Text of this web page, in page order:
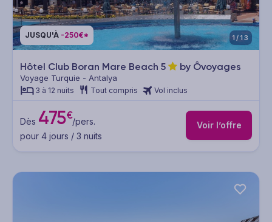
JUSQU'À -250€* 1/13
Hôtel Club Boran Mare Beach 5 by Ôvoyages
Voyage Turquie - Antalya
3 à 12 nuits Tout compris Vol inclus
Dès 475€/pers.
pour 4 jours / 3 nuits
Voir l’offre